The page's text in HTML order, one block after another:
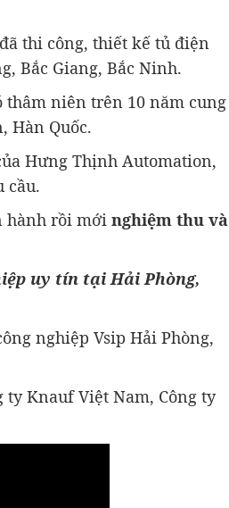
thi công, thiết kế tủ điện
Bắc Giang, Bắc Ninh.
niên trên 10 năm cung
Hàn Quốc.
Hưng Thịnh Automation,
cầu.
hành rồi mới nghiệm thu và
uy tín tại Hải Phòng,
nghiệp Vsip Hải Phòng,
ty Knauf Việt Nam, Công ty